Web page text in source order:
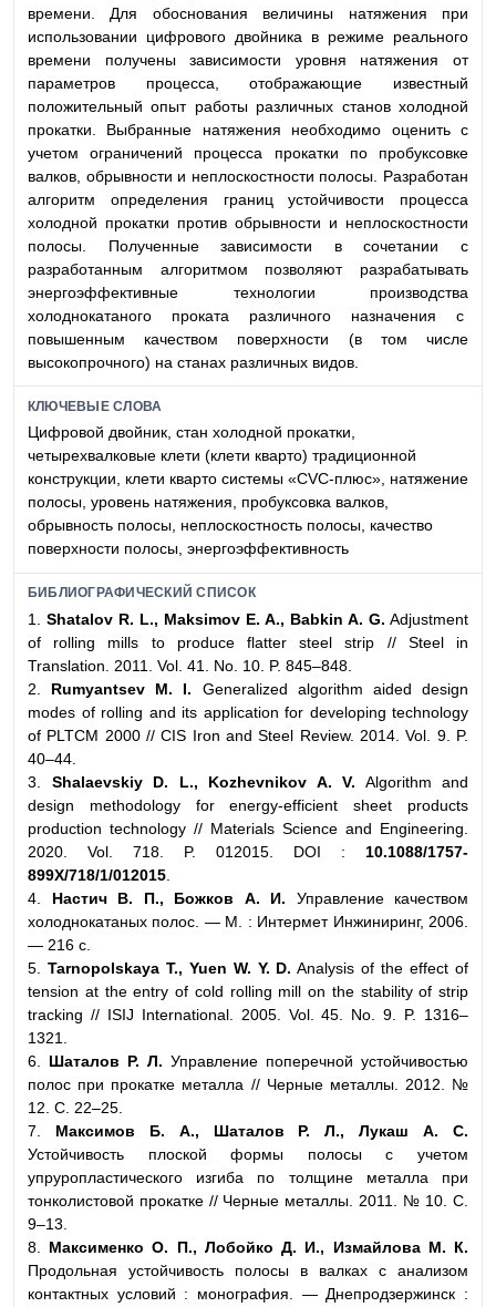
времени. Для обоснования величины натяжения при
использовании цифрового двойника в режиме реального
времени получены зависимости уровня натяжения от
параметров процесса, отображающие известный
положительный опыт работы различных станов холодной
прокатки. Выбранные натяжения необходимо оценить с
учетом ограничений процесса прокатки по пробуксовке
валков, обрывности и неплоскостности полосы. Разработан
алгоритм определения границ устойчивости процесса
холодной прокатки против обрывности и неплоскостности
полосы. Полученные зависимости в сочетании с
разработанным алгоритмом позволяют разрабатывать
энергоэффективные технологии производства
холоднокатаного проката различного назначения с
повышенным качеством поверхности (в том числе
высокопрочного) на станах различных видов.
КЛЮЧЕВЫЕ СЛОВА
Цифровой двойник, стан холодной прокатки,
четырехвалковые клети (клети кварто) традиционной
конструкции, клети кварто системы «CVC-плюс», натяжение
полосы, уровень натяжения, пробуксовка валков,
обрывность полосы, неплоскостность полосы, качество
поверхности полосы, энергоэффективность
БИБЛИОГРАФИЧЕСКИЙ СПИСОК
1. Shatalov R. L., Maksimov E. A., Babkin A. G. Adjustment
of rolling mills to produce flatter steel strip // Steel in
Translation. 2011. Vol. 41. No. 10. P. 845–848.
2. Rumyantsev М. I. Generalized algorithm aided design
modes of rolling and its application for developing technology
of PLTCM 2000 // CIS Iron and Steel Review. 2014. Vol. 9. P.
40–44.
3. Shalaevskiy D. L., Kozhevnikov A. V. Algorithm and
design methodology for energy-efficient sheet products
production technology // Materials Science and Engineering.
2020. Vol. 718. P. 012015. DOI : 10.1088/1757-
899X/718/1/012015
4. Настич В. П., Божков А. И. Управление качеством
холоднокатаных полос. — М. : Интермет Инжиниринг, 2006.
— 216 с.
5. Tarnopolskaya T., Yuen W. Y. D. Analysis of the effect of
tension at the entry of cold rolling mill on the stability of strip
tracking // ISIJ International. 2005. Vol. 45. No. 9. P. 1316–
1321.
6.
Шаталов Р. Л. Управление поперечной устойчивостью
полос при прокатке металла // Черные металлы. 2012. №
12. С. 22–25.
7. Максимов Б. А., Шаталов P. Л., Лукаш А. С.
Устойчивость плоской формы полосы с учетом
упруропластического изгиба по толщине металла при
тонколистовой прокатке // Черные металлы. 2011. № 10. С.
9–13.
8. Максименко О. П., Лобойко Д. И., Измайлова М. К.
Продольная устойчивость полосы в валках с анализом
контактных условий : монография. — Днепродзержинск :